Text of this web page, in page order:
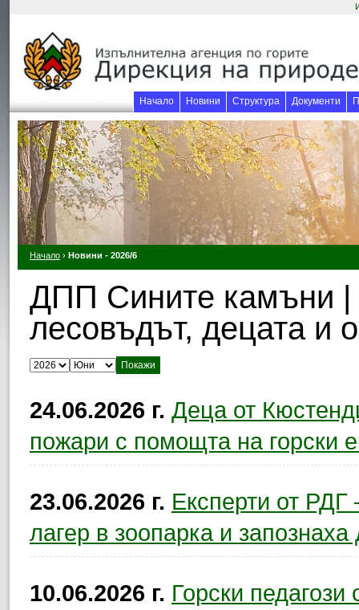
Начало Новини Структура Документи
Начало › Новини - 2026/6
ДПП Сините камъни |
лесовъдът, децата и
Изберете година:Изберете месец:
24.06.2026 г. Деца от
пожари с помощта на горски
23.06.2026 г. Експерти от РДГ
лагер в зоопарка и запознаха
10.06.2026 г. Горски